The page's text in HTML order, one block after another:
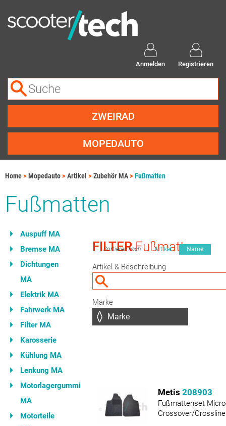
Anmelden Registrieren
ZWEIRAD
MOPEDAUTO
Home Mopedauto Artikel Zubehör MA Fußmatten
Fußmatten
Auspuff MA
Bremse MA
Dichtungen
MA
Elektrik MA
Fahrwerk MA
Filter MA
Karosserie
Kühlung MA
Lenkung MA
Motorlagergummi
MA
Motorteile
FILTERFußmatten
Sortieren nach Artikel Name
Artikel & Beschreibung
Marke
Metis 208903
Fußmattenset
Crossover/